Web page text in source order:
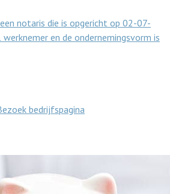
notaris die is opgericht op 02-07-
en de ondernemingsvorm is
bedrijfspagina